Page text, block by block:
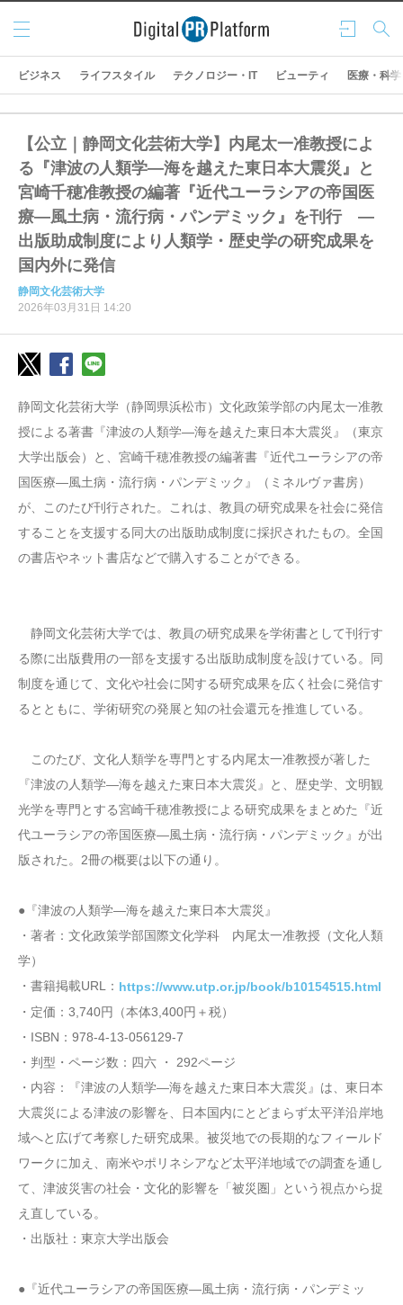
ログ
イン
検索
メニ
ュー
ビジネス ライフスタイル テクノロジー・IT ビューティ 医療・科学
【公立｜静岡文化芸術大学】内尾太一准教授によ
る『津波の人類学―海を越えた東日本大震災』と
宮崎千穂准教授の編著『近代ユーラシアの帝国医
療―風土病・流行病・パンデミック』を刊行 ―
出版助成制度により人類学・歴史学の研究成果を
国内外に発信
静岡文化芸術大学
2026年03月31日 14:20
静岡文化芸術大学（静岡県浜松市）文化政策学部の内尾太一准教
授による著書『津波の人類学―海を越えた東日本大震災』（東京
大学出版会）と、宮崎千穂准教授の編著書『近代ユーラシアの帝
国医療―風土病・流行病・パンデミック』（ミネルヴァ書房）
が、このたび刊行された。これは、教員の研究成果を社会に発信
することを支援する同大の出版助成制度に採択されたもの。全国
の書店やネット書店などで購入することができる。
静岡文化芸術大学では、教員の研究成果を学術書として刊行す
る際に出版費用の一部を支援する出版助成制度を設けている。同
制度を通じて、文化や社会に関する研究成果を広く社会に発信す
るとともに、学術研究の発展と知の社会還元を推進している。
このたび、文化人類学を専門とする内尾太一准教授が著した
『津波の人類学―海を越えた東日本大震災』と、歴史学、文明観
光学を専門とする宮崎千穂准教授による研究成果をまとめた『近
代ユーラシアの帝国医療―風土病・流行病・パンデミック』が出
版された。2冊の概要は以下の通り。
●『津波の人類学―海を越えた東日本大震災』
・著者：文化政策学部国際文化学科 内尾太一准教授（文化人類
学）
・書籍掲載URL： https://www.utp.or.jp/book/b10154515.html
・定価：3,740円（本体3,400円＋税）
・ISBN：978-4-13-056129-7
・判型・ページ数：四六 ・ 292ページ
・内容：『津波の人類学―海を越えた東日本大震災』は、東日本
大震災による津波の影響を、日本国内にとどまらず太平洋沿岸地
域へと広げて考察した研究成果。被災地での長期的なフィールド
ワークに加え、南米やポリネシアなど太平洋地域での調査を通し
て、津波災害の社会・文化的影響を「被災圏」という視点から捉
え直している。
・出版社：東京大学出版会
●『近代ユーラシアの帝国医療―風土病・流行病・パンデミッ